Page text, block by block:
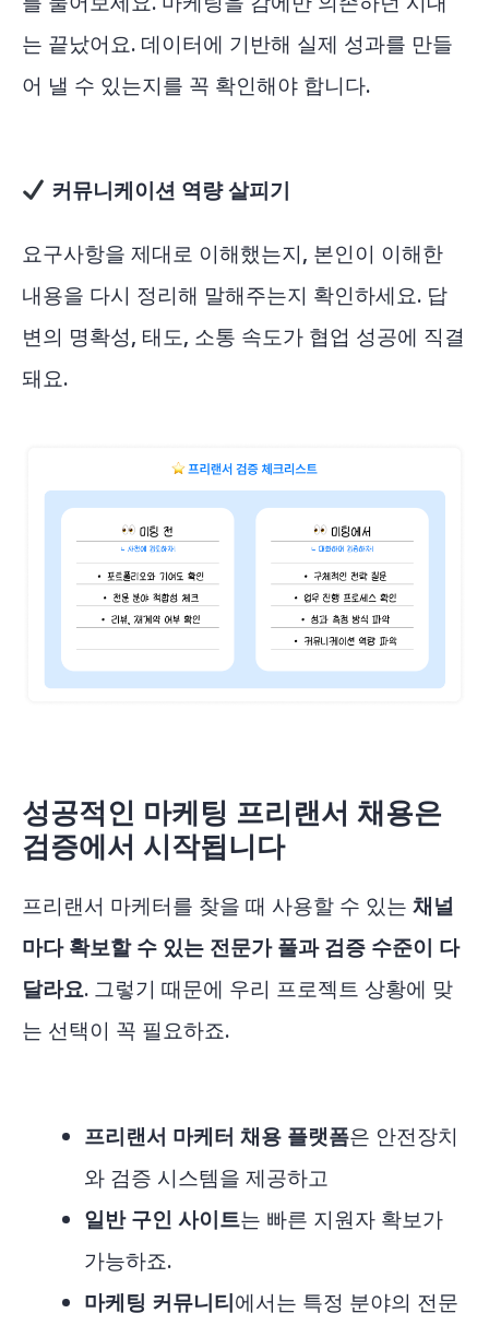
는 끝났어요. 데이터에 기반해 실제 성과를 만들
어 낼 수 있는지를 꼭 확인해야 합니다.
커뮤니케이션 역량 살피기
요구사항을 제대로 이해했는지, 본인이 이해한
내용을 다시 정리해 말해주는지 확인하세요. 답
변의 명확성, 태도, 소통 속도가 협업 성공에 직결
돼요.
성공적인 마케팅 프리랜서 채용은
검증에서 시작됩니다
프리랜서 마케터를 찾을 때 사용할 수 있는 채널
마다 확보할 수 있는 전문가 풀과 검증 수준이 다
달라요. 그렇기 때문에 우리 프로젝트 상황에 맞
는 선택이 꼭 필요하죠.
프리랜서 마케터 채용 플랫폼은 안전장치
와 검증 시스템을 제공하고
일반 구인 사이트는 빠른 지원자 확보가
가능하죠.
마케팅 커뮤니티에서는 특정 분야의 전문